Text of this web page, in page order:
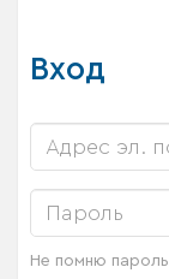
Вход
Не помню пароль